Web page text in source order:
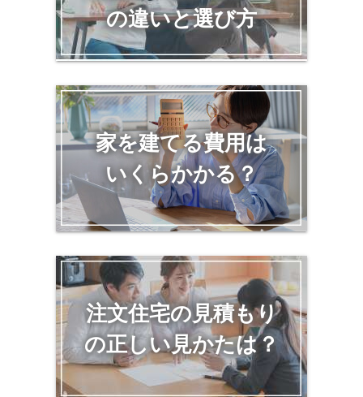
の違いと選び方
家を建てる費用は
いくらかかる？
注文住宅の見積もり
の正しい見かたは？